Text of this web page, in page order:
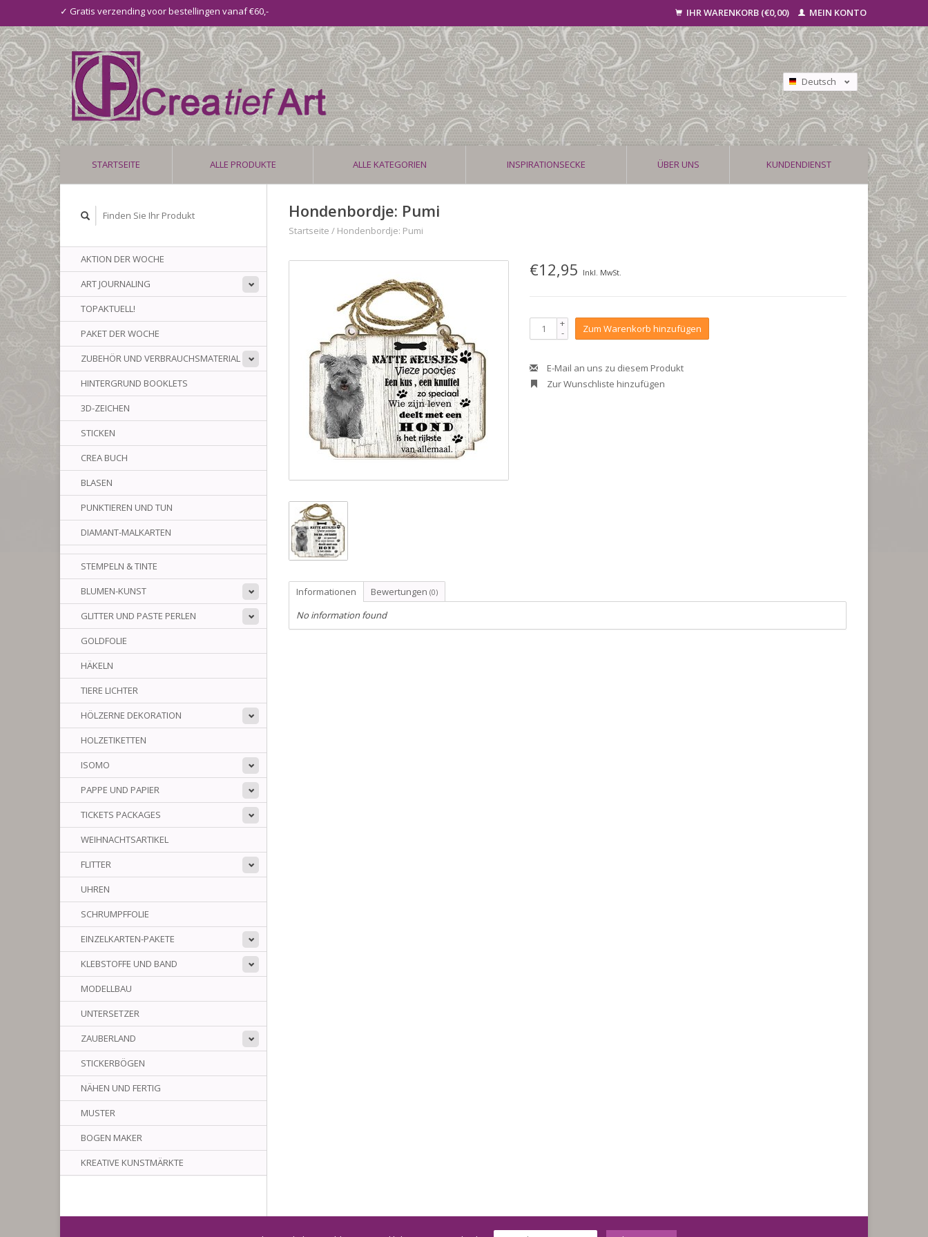
✓ Gratis verzending voor bestellingen vanaf €60,- IHR WARENKORB (€0,00) MEIN KONTO
Deutsch
Nederlands
Français
STARTSEITE ALLE PRODUKTE ALLE KATEGORIEN INSPIRATIONSECKE ÜBER UNS KUNDENDIENST
AKTION DER WOCHE
ART JOURNALING
TOPAKTUELL!
PAKET DER WOCHE
ZUBEHÖR UND VERBRAUCHSMATERIAL
HINTERGRUND BOOKLETS
3D-ZEICHEN
STICKEN
CREA BUCH
BLASEN
PUNKTIEREN UND TUN
DIAMANT-MALKARTEN
STEMPELN & TINTE
BLUMEN-KUNST
GLITTER UND PASTE PERLEN
GOLDFOLIE
HÄKELN
TIERE LICHTER
HÖLZERNE DEKORATION
HOLZETIKETTEN
ISOMO
PAPPE UND PAPIER
TICKETS PACKAGES
WEIHNACHTSARTIKEL
FLITTER
UHREN
SCHRUMPFFOLIE
EINZELKARTEN-PAKETE
KLEBSTOFFE UND BAND
MODELLBAU
UNTERSETZER
ZAUBERLAND
STICKERBÖGEN
NÄHEN UND FERTIG
MUSTER
BOGEN MAKER
KREATIVE KUNSTMÄRKTE
Hondenbordje: Pumi
Startseite / Hondenbordje: Pumi
€12,95 Inkl. MwSt.
+
- Zum Warenkorb hinzufügen
E-Mail an uns zu diesem Produkt
Zur Wunschliste hinzufügen
Informationen Bewertungen (0)
No information found